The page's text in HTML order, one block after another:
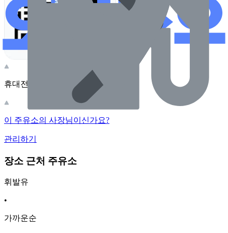
휴대전화 카메라로 찍어보세요
이 주유소의 사장님이신가요?
관리하기
장소 근처 주유소
휘발유
•
가까운순